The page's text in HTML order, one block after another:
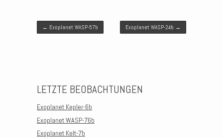
Post navigation
← Exoplanet WASP-57b Exoplanet WASP-24b →
LETZTE BEOBACHTUNGEN
Exoplanet Kepler-6b
Exoplanet WASP-76b
Exoplanet Kelt-7b